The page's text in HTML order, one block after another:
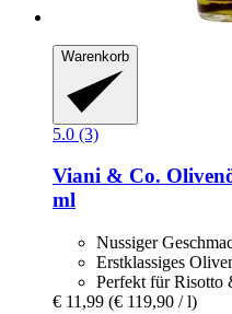
Warenkorb
5.0 (3)
Viani & Co.
ml
Nussiger
Erstklassiges
Perfekt für Risotto
€ 11,99 (€ 119,90 / l)